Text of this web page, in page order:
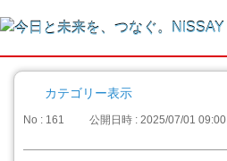
カテゴリー表示
No : 161 公開日時 : 2025/07/01 09:00